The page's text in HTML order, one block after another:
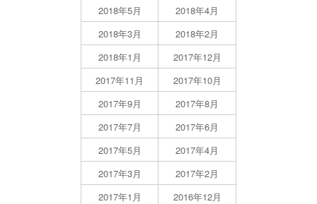
2018年5月
2018年4月
2018年3月
2018年2月
2018年1月
2017年12月
2017年11月
2017年10月
2017年9月
2017年8月
2017年7月
2017年6月
2017年5月
2017年4月
2017年3月
2017年2月
2017年1月
2016年12月